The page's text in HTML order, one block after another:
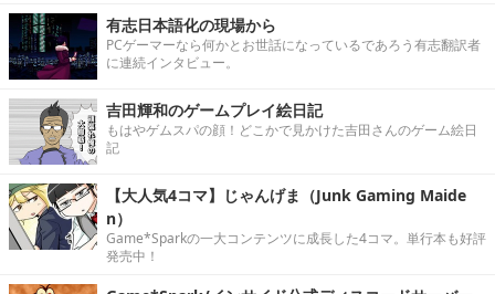
有志日本語化の現場から
PCゲーマーなら何かとお世話になっているであろう有志翻訳者
に連続インタビュー。
吉田輝和のゲームプレイ絵日記
もはやゲムスパの顔！どこかで見かけた吉田さんのゲーム絵日
記
【大人気4コマ】じゃんげま（Junk Gaming Maide
n）
Game*Sparkの一大コンテンツに成長した4コマ。単行本も好評
発売中！